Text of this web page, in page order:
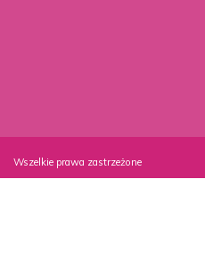
Wszelkie prawa zastrzeżone